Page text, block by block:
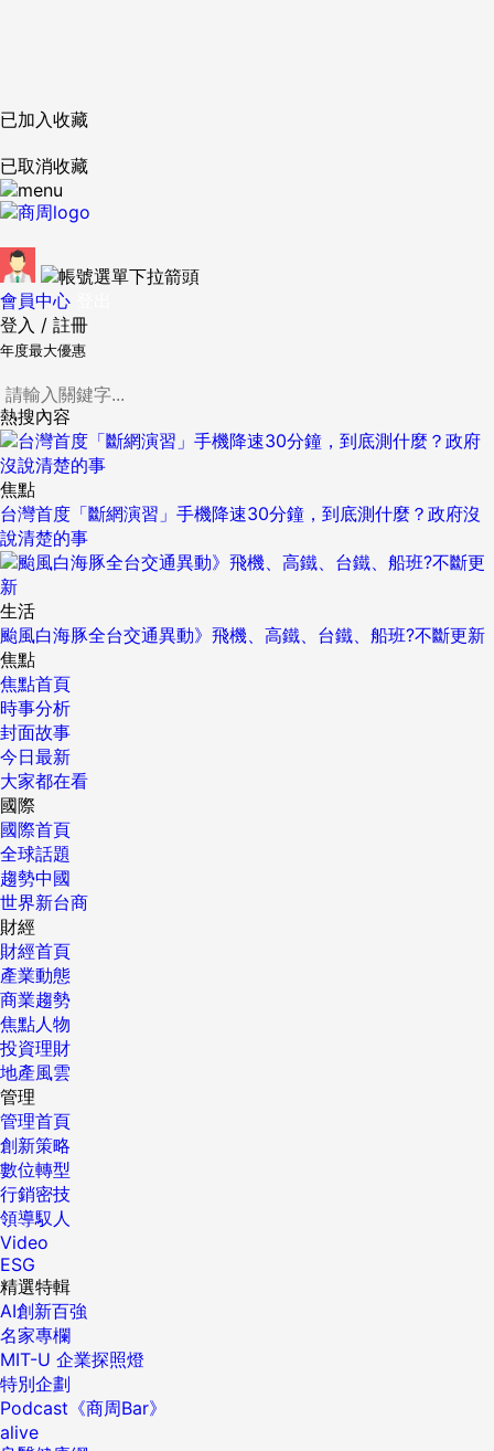
已加入收藏
已取消收藏
會員中心
登入 / 註冊
年度最大優惠
熱搜內容
焦點
台灣首度「斷網演習」手機降速30分鐘，到底測什麼？政府沒
說清楚的事
生活
颱風白海豚全台交通異動》飛機、高鐵、台鐵、船班?不斷更新
焦點
焦點首頁
時事分析
封面故事
今日最新
大家都在看
國際
國際首頁
全球話題
趨勢中國
世界新台商
財經
財經首頁
產業動態
商業趨勢
焦點人物
投資理財
地產風雲
管理
管理首頁
創新策略
數位轉型
行銷密技
領導馭人
Video
ESG
精選特輯
AI創新百強
名家專欄
MIT-U 企業探照燈
特別企劃
Podcast《商周Bar》
alive